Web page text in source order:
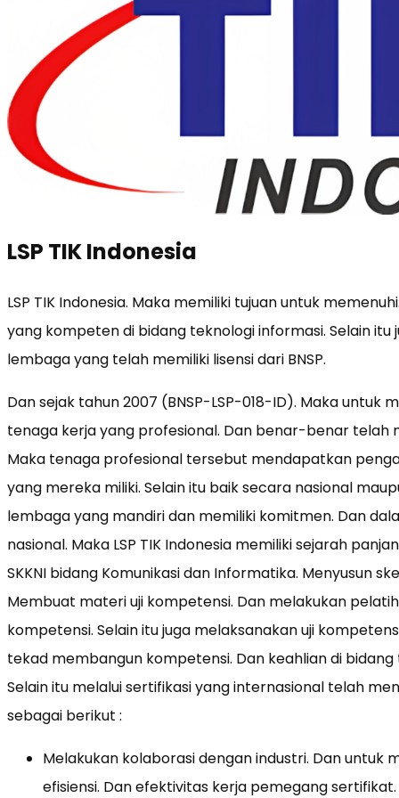
LSP TIK Indonesia
LSP TIK Indonesia. Maka memiliki tujuan untuk
yang kompeten di bidang teknologi informasi. Selain
lembaga yang telah memiliki lisensi dari BNSP.
Dan sejak tahun 2007 (BNSP-LSP-018-ID). Maka
tenaga kerja yang profesional. Dan benar-benar telah
Maka tenaga profesional tersebut mendapatkan
yang mereka miliki. Selain itu baik secara nasional
lembaga yang mandiri dan memiliki komitmen. Dan
nasional. Maka LSP TIK Indonesia memiliki sejarah
SKKNI bidang Komunikasi dan Informatika. Menyusun
Membuat materi uji kompetensi. Dan melakukan
kompetensi. Selain itu juga melaksanakan uji
tekad membangun kompetensi. Dan keahlian di
Selain itu melalui sertifikasi yang internasional telah
sebagai berikut :
Melakukan kolaborasi dengan industri. Dan untuk
efisiensi. Dan efektivitas kerja pemegang